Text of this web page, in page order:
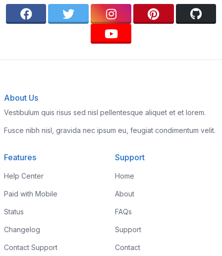
About Us
Vestibulum quis risus sed nisl pellentesque aliquet et et lorem.
Fusce nibh nisl, gravida nec ipsum eu, feugiat condimentum velit.
Features
Help Center
Paid with Mobile
Status
Changelog
Contact Support
Support
Home
About
FAQs
Support
Contact